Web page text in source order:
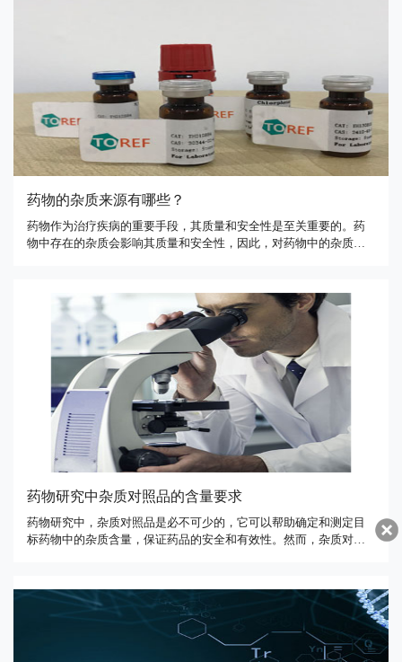
药物的杂质来源有哪些？
药物作为治疗疾病的重要手段，其质量和安全性是至关重要的。药
物中存在的杂质会影响其质量和安全性，因此，对药物中的杂质进
具有不同物理化学性质的化合物可能会出现，被称为合成杂质。这
些合成杂质 …
药物研究中杂质对照品的含量要求
药物研究中，杂质对照品是必不可少的，它可以帮助确定和测定目
标药物中的杂质含量，保证药品的安全和有效性。然而，杂质对照
杂质对照品的含量应该在目标药物的含量的百分之几或者更低的水
平。这意味 …